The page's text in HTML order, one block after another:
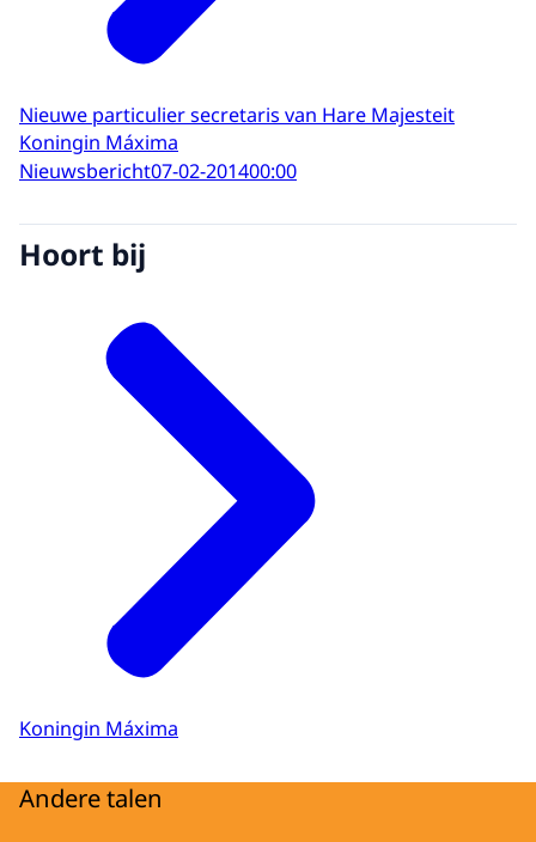
Nieuwe particulier secretaris van Hare Majesteit
Koningin Máxima
Nieuwsbericht07-02-201400:00
Hoort bij
Koningin Máxima
Andere talen